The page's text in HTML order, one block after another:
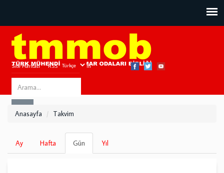
Site Haritası RSS Bize Ulaşın
Search
this
Anasayfa Takvim
Birincil
sekmeler
Ay Hafta Gün
sekme)
Yıl